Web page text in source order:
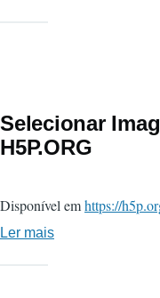
Selecionar
H5P.ORG
Disponível emhttps://
Ler mais